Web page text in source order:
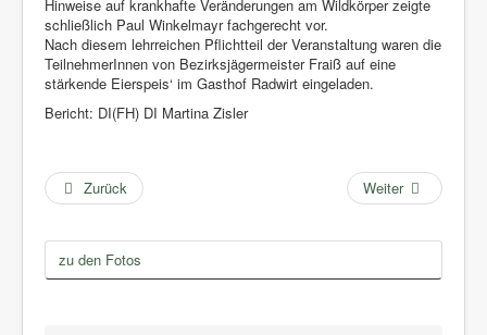
Hinweise auf krankhafte Veränderungen am Wildkörper zeigte
schließlich Paul Winkelmayr fachgerecht vor.
Nach diesem lehrreichen Pflichtteil der Veranstaltung waren die
TeilnehmerInnen von Bezirksjägermeister Fraiß auf eine
stärkende Eierspeis‘ im Gasthof Radwirt eingeladen.
Bericht: DI(FH) DI Martina Zisler
Zurück Weiter
zu den Fotos